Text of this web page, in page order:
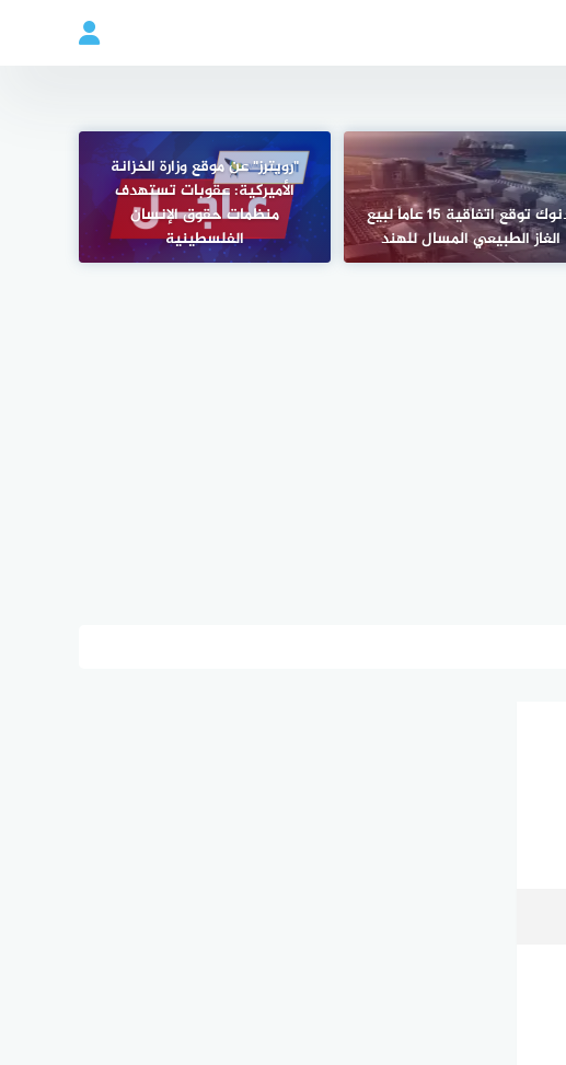
أدنوك توقع اتفاقية 15 عاماً لبيع
الغاز الطبيعي المسال للهند
"رويترز" عن موقع وزارة الخزانة
الأميركية: عقوبات تستهدف
منظمات حقوق الإنسان
الفلسطينية